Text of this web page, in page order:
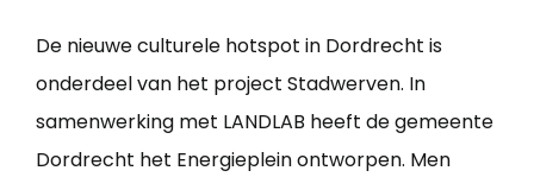
De nieuwe culturele hotspot in Dordrecht is
onderdeel van het project Stadwerven. In
samenwerking met LANDLAB heeft de gemeente
Dordrecht het Energieplein ontworpen. Men